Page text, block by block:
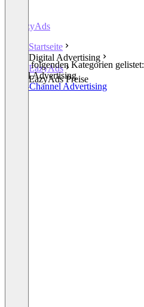
EazyAds
Startseite
Digital Advertising
EazyAds
EazyAds Preise
In den folgenden Kategorien gelistet:
Digital Advertising
Cross-Channel Advertising